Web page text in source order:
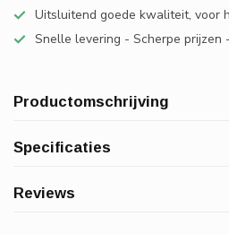
Uitsluitend goede kwaliteit, voor
Snelle levering - Scherpe prijzen
Productomschrijving
Specificaties
Reviews